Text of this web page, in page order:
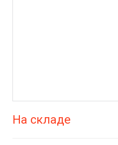
На складе